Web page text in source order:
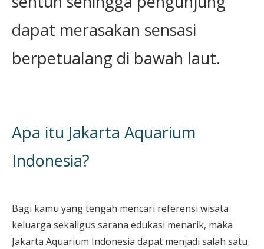
dapat merasakan sensasi
berpetualang di bawah laut.
Apa itu Jakarta Aquarium
Indonesia?
Bagi kamu yang tengah mencari referensi wisata
keluarga sekaligus sarana edukasi menarik, maka
Jakarta Aquarium Indonesia dapat menjadi salah satu